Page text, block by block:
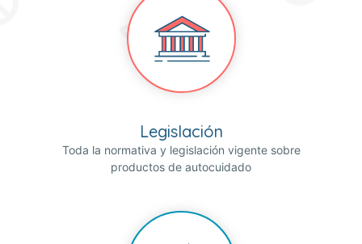
Legislación
Toda la normativa y legislación vigente sobre
productos de autocuidado